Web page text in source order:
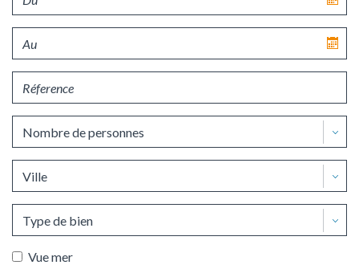
d'arrivée
de
départ
de
personnes
Vue mer